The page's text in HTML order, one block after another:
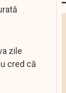
zile
cred că